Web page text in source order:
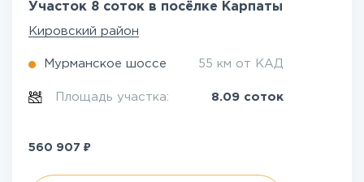
Участок 8 соток в посёлке Карпаты
Кировский район
Мурманское шоссе 55 км от КАД
Площадь участка: 8.09 соток
560 907 ₽